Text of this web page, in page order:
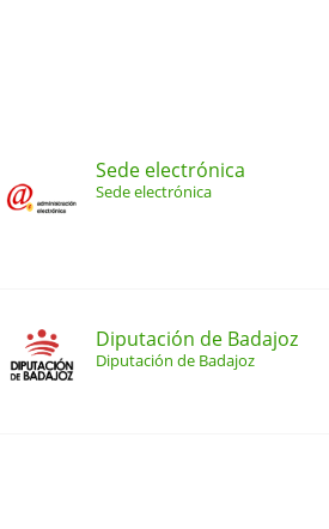
Sede electrónica
Sede electrónica
Diputación de Badajoz
Diputación de Badajoz